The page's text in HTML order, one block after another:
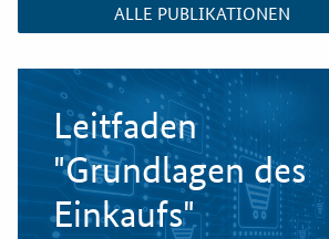
ALLE PUBLIKATIONEN
Leitfaden
"Grundlagen des
Einkaufs"